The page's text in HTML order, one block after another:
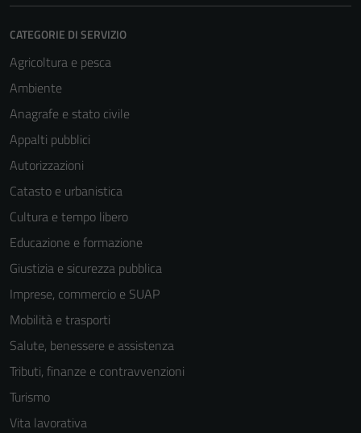
CATEGORIE DI SERVIZIO
Agricoltura e pesca
Ambiente
Anagrafe e stato civile
Appalti pubblici
Autorizzazioni
Catasto e urbanistica
Cultura e tempo libero
Educazione e formazione
Giustizia e sicurezza pubblica
Imprese, commercio e SUAP
Mobilità e trasporti
Salute, benessere e assistenza
Tributi, finanze e contravvenzioni
Turismo
Vita lavorativa